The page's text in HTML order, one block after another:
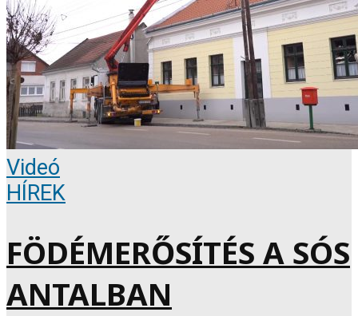
Videó
HÍREK
FÖDÉMERŐSÍTÉS A SÓS
ANTALBAN